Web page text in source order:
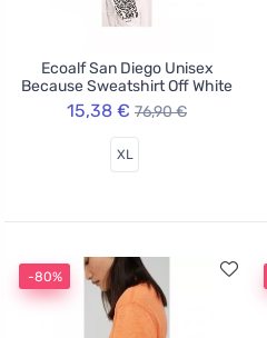
Ecoalf San Diego Unisex
Because Sweatshirt Off White
15,38 € 76,90 €
XL
-80%